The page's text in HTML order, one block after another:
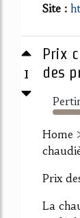
Site :
1
Prix
des
57%
Home
Prix
La